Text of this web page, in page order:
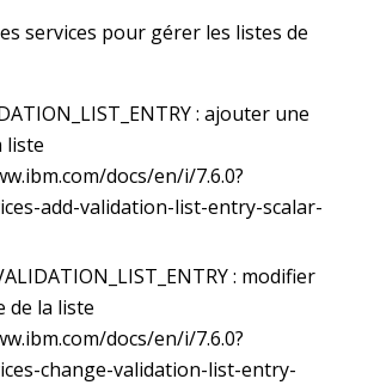
services pour gérer les listes de
: ajouter une
liste
docs/en/i/7.6.0?
add-validation-list-entry-scalar-
: modifier
de la liste
docs/en/i/7.6.0?
change-validation-list-entry-